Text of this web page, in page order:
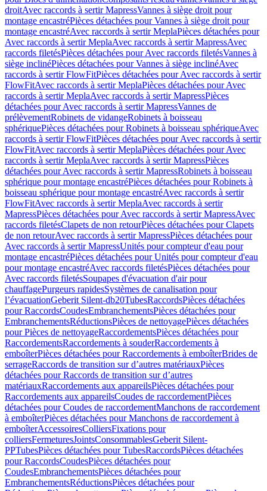
droitAvec raccords à sertir MapressVannes à siège droit pour
montage encastréPièces détachées pour Vannes à siège droit pour
montage encastréAvec raccords à sertir MeplaPièces détachées pour
Avec raccords à sertir MeplaAvec raccords à sertir MapressAvec
raccords filetésPièces détachées pour Avec raccords filetésVannes à
siège inclinéPièces détachées pour Vannes à siège inclinéAvec
raccords à sertir FlowFitPièces détachées pour Avec raccords à sertir
FlowFitAvec raccords à sertir MeplaPièces détachées pour Avec
raccords à sertir MeplaAvec raccords à sertir MapressPièces
détachées pour Avec raccords à sertir MapressVannes de
prélèvementRobinets de vidangeRobinets à boisseau
sphériquePièces détachées pour Robinets à boisseau sphériqueAvec
raccords à sertir FlowFitPièces détachées pour Avec raccords à sertir
FlowFitAvec raccords à sertir MeplaPièces détachées pour Avec
raccords à sertir MeplaAvec raccords à sertir MapressPièces
détachées pour Avec raccords à sertir MapressRobinets à boisseau
sphérique pour montage encastréPièces détachées pour Robinets à
boisseau sphérique pour montage encastréAvec raccords à sertir
FlowFitAvec raccords à sertir MeplaAvec raccords à sertir
MapressPièces détachées pour Avec raccords à sertir MapressAvec
raccords filetésClapets de non retourPièces détachées pour Clapets
de non retourAvec raccords à sertir MapressPièces détachées pour
Avec raccords à sertir MapressUnités pour compteur d'eau pour
montage encastréPièces détachées pour Unités pour compteur d'eau
pour montage encastréAvec raccords filetésPièces détachées pour
Avec raccords filetésSoupapes d'évacuation d'air pour
chauffagePurgeurs rapidesSystèmes de canalisation pour
l’évacuationGeberit Silent-db20TubesRaccordsPièces détachées
pour RaccordsCoudesEmbranchementsPièces détachées pour
EmbranchementsRéductionsPièces de nettoyagePièces détachées
pour Pièces de nettoyageRaccordementsPièces détachées pour
RaccordementsRaccordements à souderRaccordements à
emboîterPièces détachées pour Raccordements à emboîterBrides de
serrageRaccords de transition sur d’autres matériauxPièces
détachées pour Raccords de transition sur d’autres
matériauxRaccordements aux appareilsPièces détachées pour
Raccordements aux appareilsCoudes de raccordementPièces
détachées pour Coudes de raccordementManchons de raccordement
à emboîterPièces détachées pour Manchons de raccordement à
emboîterAccessoiresColliersFixations pour
colliersFermeturesJointsConsommablesGeberit Silent-
PPTubesPièces détachées pour TubesRaccordsPièces détachées
pour RaccordsCoudesPièces détachées pour
CoudesEmbranchementsPièces détachées pour
EmbranchementsRéductionsPièces détachées pour